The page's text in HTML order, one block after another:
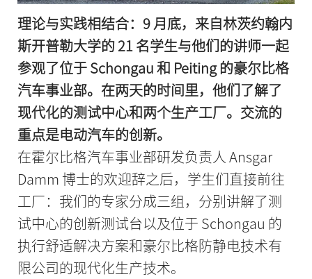
理论与实践相结合：9 月底，来自林茨约翰内
斯开普勒大学的 21 名学生与他们的讲师一起
参观了位于 Schongau 和 Peiting 的豪尔比格
汽车事业部。在两天的时间里，他们了解了
现代化的测试中心和两个生产工厂。交流的
重点是电动汽车的创新。
在霍尔比格汽车事业部研发负责人 Ansgar
Damm 博士的欢迎辞之后，学生们直接前往
工厂：我们的专家分成三组，分别讲解了测
试中心的创新测试台以及位于 Schongau 的
执行舒适解决方案和豪尔比格防静电技术有
限公司的现代化生产技术。